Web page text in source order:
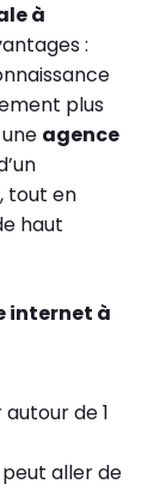
à
:
plus
agence
tout en
haut
internet à
de 1
aller de